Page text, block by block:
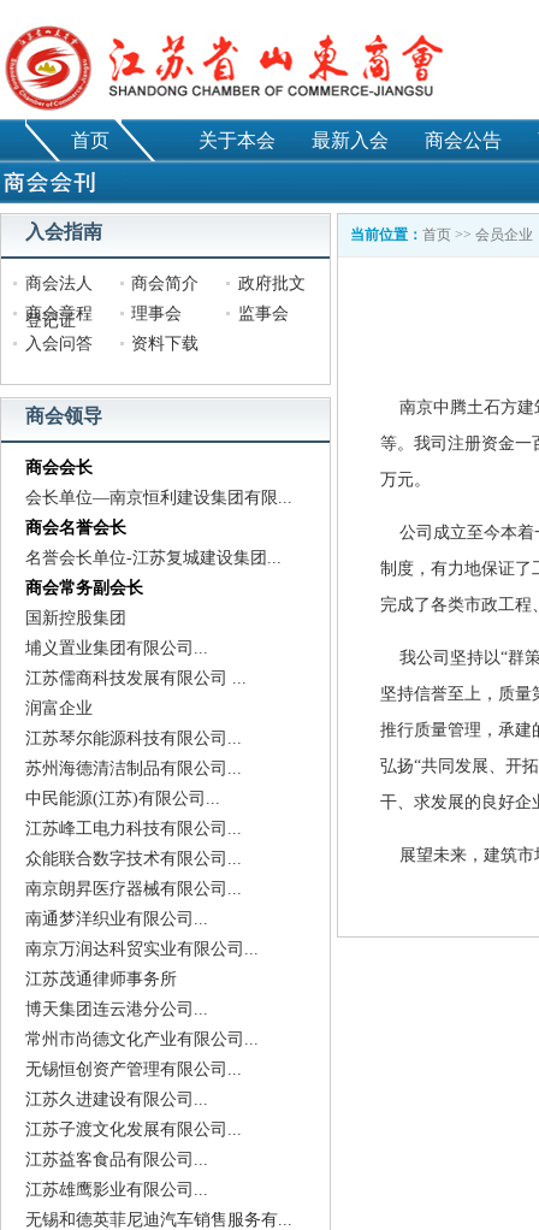
首页 关于本会 最新入会 商会公告
入会指南
商会法人
登记证
商会简介
政府批文
商会章程
理事会
监事会
入会问答
资料下载
商会领导
商会会长
会长单位—南京恒利建设集团有限...
商会名誉会长
名誉会长单位-江苏复城建设集团...
商会常务副会长
国新控股集团
埔义置业集团有限公司...
江苏儒商科技发展有限公司 ...
润富企业
江苏琴尔能源科技有限公司...
苏州海德清洁制品有限公司...
中民能源(江苏)有限公司...
江苏峰工电力科技有限公司...
众能联合数字技术有限公司...
南京朗昇医疗器械有限公司...
南通梦洋织业有限公司...
南京万润达科贸实业有限公司...
江苏茂通律师事务所
博天集团连云港分公司...
常州市尚德文化产业有限公司...
无锡恒创资产管理有限公司...
江苏久进建设有限公司...
江苏子渡文化发展有限公司...
江苏益客食品有限公司...
江苏雄鹰影业有限公司...
无锡和德英菲尼迪汽车销售服务有...
当前位置： 首页 >> 会员企业
南京中腾土石方
等。我司注册资金一
万元。
公司成立至今本着
制度，有力地保证了
完成了各类市政工
我公司坚持以“群
坚持信誉至上，质
推行质量管理，承建
弘扬“共同发展、开
干、求发展的良好
展望未来，建筑市